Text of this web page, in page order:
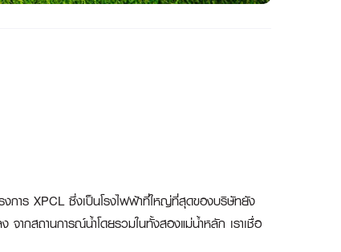
การ XPCL ซึ่งเป็นโรงไฟฟ้าที่ใหญ่ที่สุดของบริษัทยัง
ากสถานการณ์น้ำโดยรวมในทั้งสองแม่น้ำหลัก เราเชื่อ